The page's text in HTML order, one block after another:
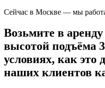
Сейчас в Москве — мы
Возьмите в
высотой подъёма
условиях, как это
наших клиентов